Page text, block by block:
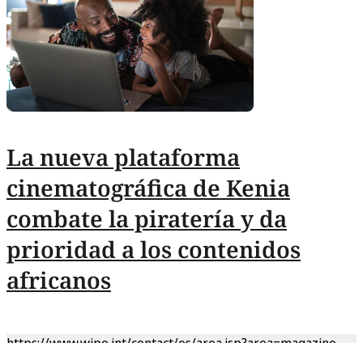
La nueva plataforma
cinematográfica de Kenia
combate la piratería y da
prioridad a los contenidos
africanos